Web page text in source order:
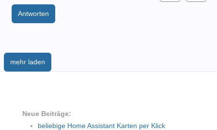
Antworten
mehr laden
Neue Beiträge:
beliebige Home Assistant Karten per Klick